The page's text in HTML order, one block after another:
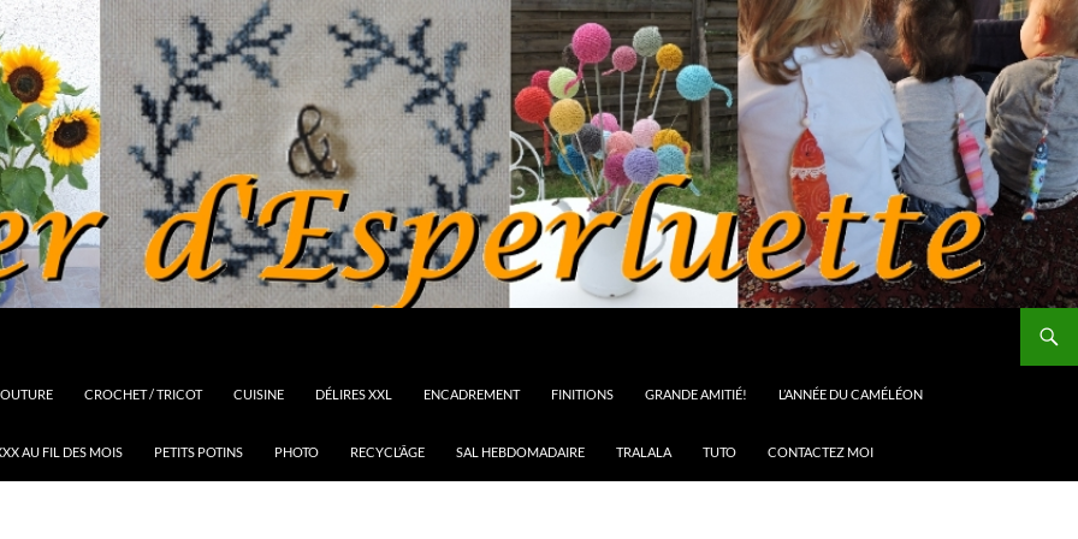
CROCHET / TRICOT CUISINE DÉLIRES XXL ENCADREMENT FINITIONS GRANDE AMITIÉ! L’ANNÉE DU CAMÉLÉON
AU FIL DES MOIS PETITS POTINS PHOTO RECYCL’ÂGE SAL HEBDOMADAIRE TRALALA TUTO CONTACTEZ MOI